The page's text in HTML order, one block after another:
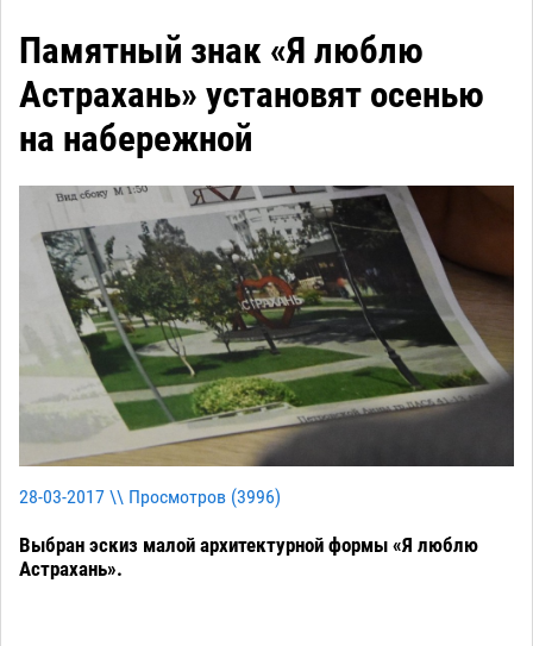
Памятный знак «Я люблю
Астрахань» установят осенью
на набережной
28-03-2017 \\ Просмотров (3996)
Выбран эскиз малой архитектурной формы «Я люблю
Астрахань».